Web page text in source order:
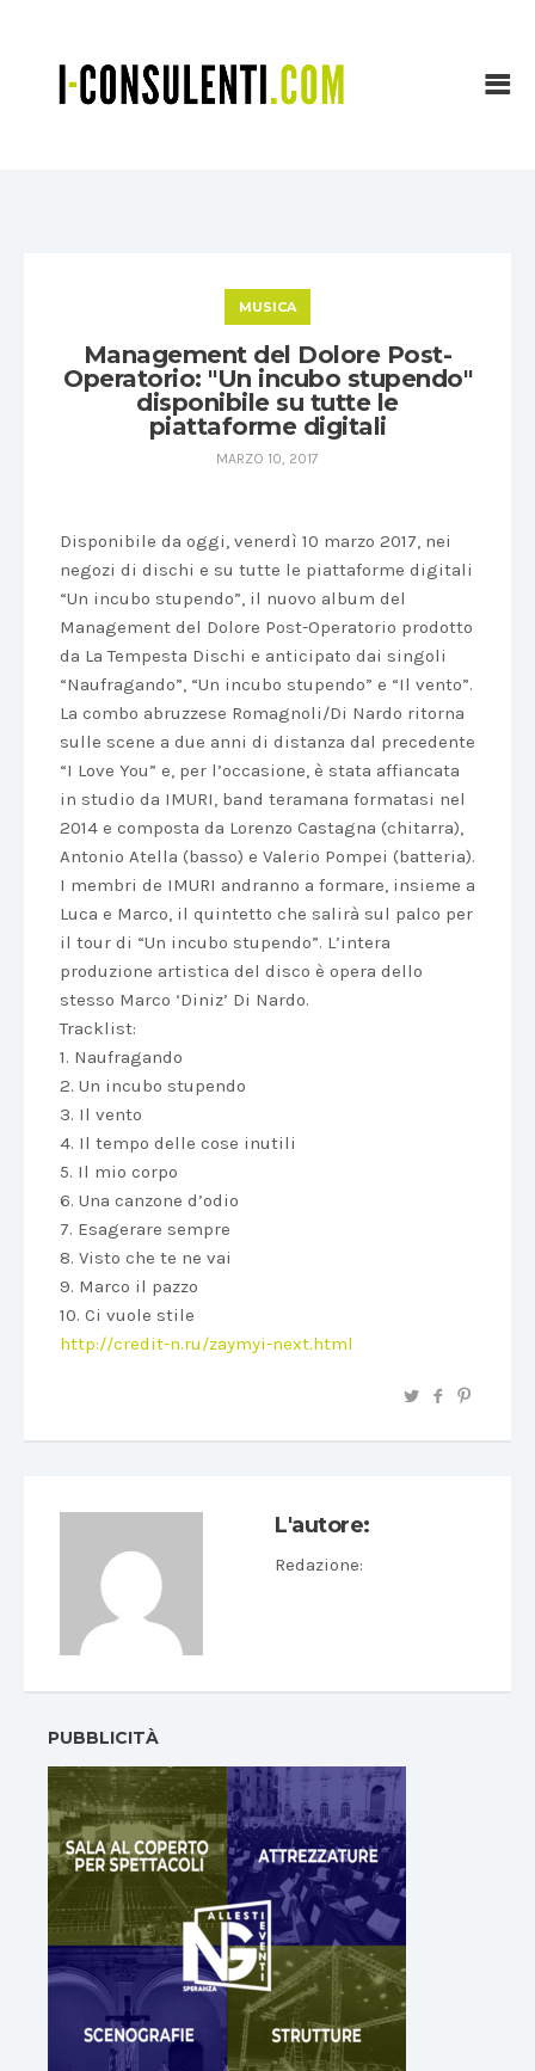
MUSICA
Management del Dolore Post-
Operatorio: "Un incubo stupendo"
disponibile su tutte le
piattaforme digitali
MARZO 10, 2017
Disponibile da oggi, venerdì 10 marzo 2017, nei
negozi di dischi e su tutte le piattaforme digitali
“Un incubo stupendo”, il nuovo album del
Management del Dolore Post-Operatorio prodotto
da La Tempesta Dischi e anticipato dai singoli
“Naufragando”, “Un incubo stupendo” e “Il vento”.
La combo abruzzese Romagnoli/Di Nardo ritorna
sulle scene a due anni di distanza dal precedente
“I Love You” e, per l’occasione, è stata affiancata
in studio da IMURI, band teramana formatasi nel
2014 e composta da Lorenzo Castagna (chitarra),
Antonio Atella (basso) e Valerio Pompei (batteria).
I membri de IMURI andranno a formare, insieme a
Luca e Marco, il quintetto che salirà sul palco per
il tour di “Un incubo stupendo”. L’intera
produzione artistica del disco è opera dello
stesso Marco ‘Diniz’ Di Nardo.
Tracklist:
1. Naufragando
2. Un incubo stupendo
3. Il vento
4. Il tempo delle cose inutili
5. Il mio corpo
6. Una canzone d’odio
7. Esagerare sempre
8. Visto che te ne vai
9. Marco il pazzo
10. Ci vuole stile
http://credit-n.ru/zaymyi-next.html
L'autore:
Redazione:
PUBBLICITÀ